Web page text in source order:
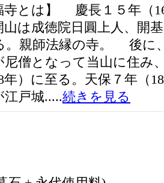
寺とは】 慶長１５年（
山は成徳院日圓上人、開
。親師法縁の寺。 後に
尼僧となって当山に住み
年）に至る。天保７年（
江戸城.....続きを見る